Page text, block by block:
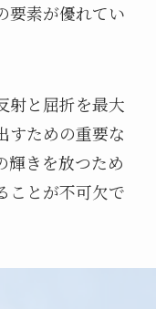
要素が優れてい
射と屈折を最大
すための重要な
輝きを放つため
ことが不可欠で